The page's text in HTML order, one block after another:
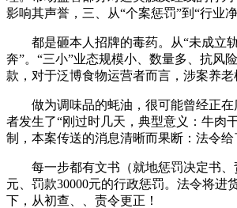
影响其声誉，三、从“个案惩罚”到“行业
都是砸本人招牌的毒药。从“未成立轨
奔”。“三小”业态规模小、数量多、抗风
款，对于泛博食物运营者而言，涉案养老
做为调味品的蚝油，很可能曾经正在
者发生了“刚过时几天，典型意义：牛肉
制，本案传送的消息清晰而果断：法令
每一步都有文书（就地惩罚决定书、
元、罚款30000元的行政惩罚。法令将
下，从初查、、责令更正！